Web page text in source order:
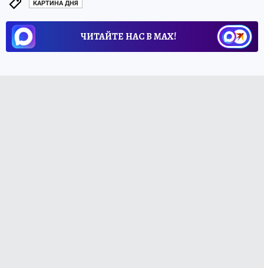
КАРТИНА ДНЯ
ЧИТАЙТЕ НАС В МАХ!